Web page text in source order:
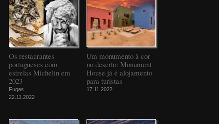
Os restaurantes
portugueses com
estrelas Michelin em
2023
Fugas
22.11.2022
Um monumento à cor
no deserto: Monument
House já é alojamento
para turistas
17.11.2022